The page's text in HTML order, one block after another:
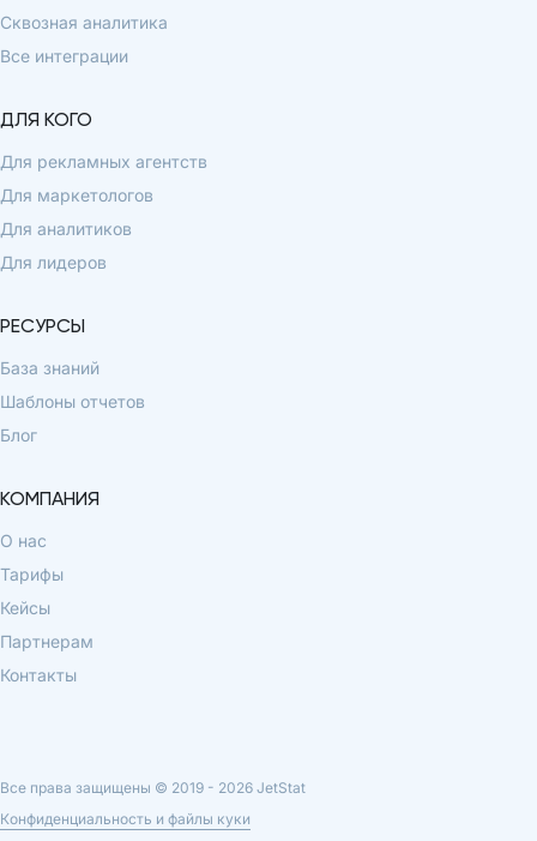
Сквозная аналитика
Все интеграции
ДЛЯ КОГО
Для рекламных агентств
Для маркетологов
Для аналитиков
Для лидеров
РЕСУРСЫ
База знаний
Шаблоны отчетов
Блог
КОМПАНИЯ
О нас
Тарифы
Кейсы
Партнерам
Контакты
Все права защищены © 2019 - 2026 JetStat
Конфиденциальность и файлы куки